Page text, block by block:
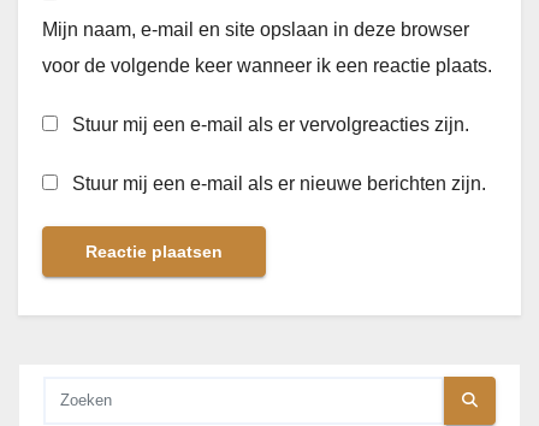
Mijn naam, e-mail en site opslaan in deze browser
voor de volgende keer wanneer ik een reactie plaats.
Stuur mij een e-mail als er vervolgreacties zijn.
Stuur mij een e-mail als er nieuwe berichten zijn.